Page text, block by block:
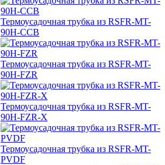
Термоусадочная трубка из RSFR-MT-
90H-CCB
Термоусадочная трубка из RSFR-MT-
90H-FZR
Термоусадочная трубка из RSFR-MT-
90H-FZR-X
Термоусадочная трубка из RSFR-MT-
PVDF